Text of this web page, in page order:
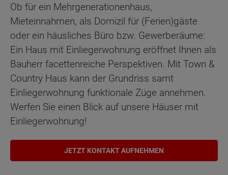
Ob für ein Mehrgenerationenhaus,
Mieteinnahmen, als Domizil für (Ferien)gäste
oder ein häusliches Büro bzw. Gewerberäume:
Ein Haus mit Einliegerwohnung eröffnet Ihnen als
Bauherr facettenreiche Perspektiven. Mit Town &
Country Haus kann der Grundriss samt
Einliegerwohnung funktionale Züge annehmen.
Werfen Sie einen Blick auf unsere Häuser mit
Einliegerwohnung!
JETZT KONTAKT AUFNEHMEN